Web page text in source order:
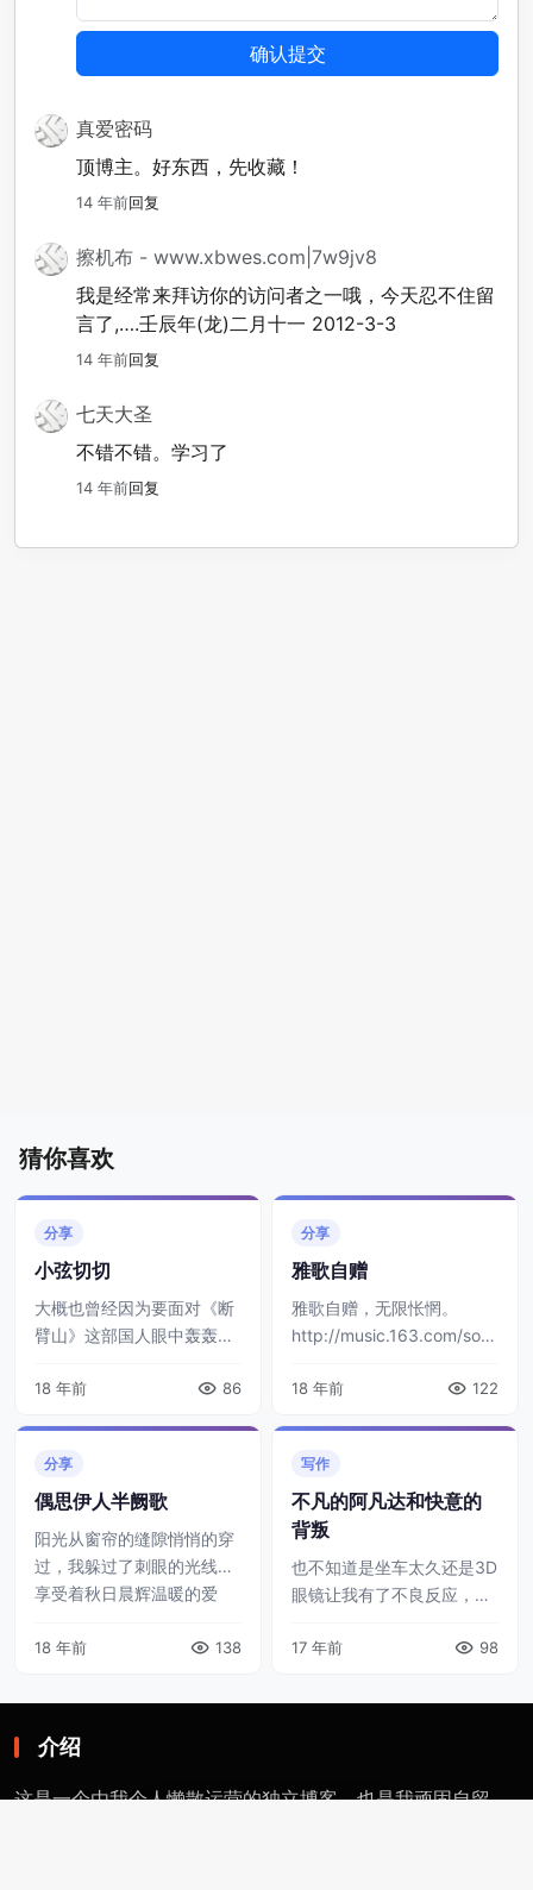
真爱密码
顶博主。好东西，先收藏！
14 年前回复
擦机布 - www.xbwes.com|7w9jv8
我是经常来拜访你的访问者之一哦，今天忍不住留
言了,….壬辰年(龙)二月十一 2012-3-3
14 年前回复
七天大圣
不错不错。学习了
14 年前回复
猜你喜欢
分享
小弦切切
大概也曾经因为要面对《断
臂山》这部国人眼中轰轰烈
一次偶然的机会，把里面的
山，真的是太美好了 ...
18 年前 86
分享
雅歌自赠
雅歌自赠，无限怅惘。
http://music.163.com/son
id=5027852.mp3 来源：
18 年前 122
分享
偶思伊人半阙歌
阳光从窗帘的缝隙悄悄的穿
过，我躲过了刺眼的光线，
享受着秋日晨辉温暖的爱
自然醒后几乎都忘了在休长
应该是这样，懒散而 ...
18 年前 138
写作
不凡的阿凡达和快意的
背叛
也不知道是坐车太久还是3D
眼镜让我有了不良反应，我
部有些波澜壮阔，生怕一躺
就坐着打打字，舒缓一下受
17 年前 98
介绍
这是一个由我个人懒散运营的独立博客，也是我顽固自留